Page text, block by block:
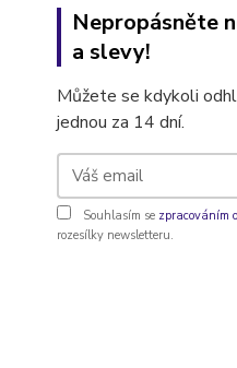
Nepropásněte
a slevy!
Můžete se kdykoli
jednou za 14 dní.
Souhlasím se zpracováním
rozesílky newsletteru.